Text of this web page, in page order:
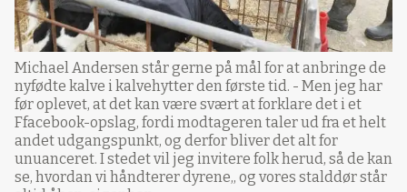
Michael Andersen står gerne på mål for at anbringe de
nyfødte kalve i kalvehytter den første tid. - Men jeg har
før oplevet, at det kan være svært at forklare det i et
Ffacebook-opslag, fordi modtageren taler ud fra et helt
andet udgangspunkt, og derfor bliver det alt for
unuanceret. I stedet vil jeg invitere folk herud, så de kan
se, hvordan vi håndterer dyrene,, og vores stalddør står